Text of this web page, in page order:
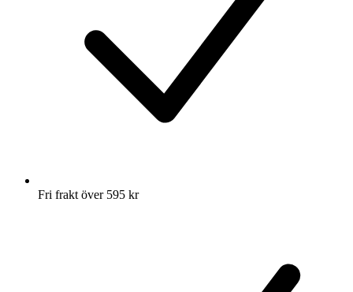
Fri frakt över 595 kr